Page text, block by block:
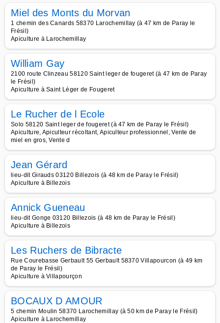
Miel des Monts du Morvan
1 chemin des Canards 58370 Larochemillay (à 47 km de Paray le
Frésil)
Apiculture à Larochemillay
William Gay
2100 route Clinzeau 58120 Saint leger de fougeret (à 47 km de Paray
le Frésil)
Apiculture à Saint Léger de Fougeret
Le Rucher de l Ecole
Solo 58120 Saint leger de fougeret (à 47 km de Paray le Frésil)
Apiculture, Apiculteur récoltant, Apiculteur professionnel, Vente de
miel en gros, Vente d
Jean Gérard
lieu-dit Girauds 03120 Billezois (à 48 km de Paray le Frésil)
Apiculture à Billezois
Annick Gueneau
lieu-dit Gonge 03120 Billezois (à 48 km de Paray le Frésil)
Apiculture à Billezois
Les Ruchers de Bibracte
Rue Courebasse Gerbault 55 Gerbault 58370 Villapourcon (à 49 km
de Paray le Frésil)
Apiculture à Villapourçon
BOCAUX D AMOUR
5 chemin Moulin 58370 Larochemillay (à 50 km de Paray le Frésil)
Apiculture à Larochemillay